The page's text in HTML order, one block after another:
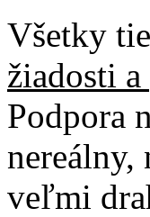
Všetky
žiadosti
Podpora
nereálny,
veľmi